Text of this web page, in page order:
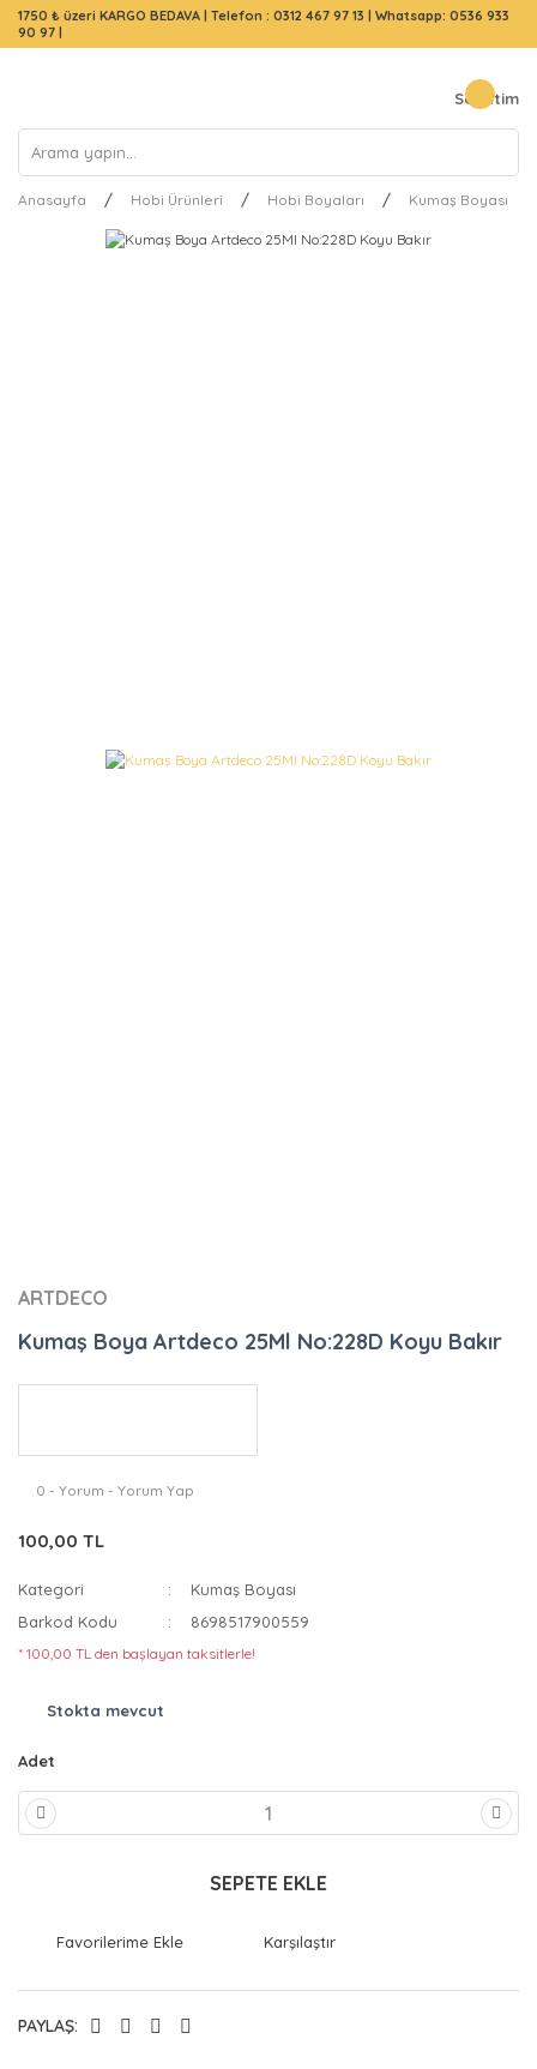
1750 ₺ üzeri KARGO BEDAVA | Telefon : 0312 467 97 13 | Whatsapp: 0536 933
90 97 |
Sepetim
Anasayfa Hobi Ürünleri Hobi Boyaları Kumaş Boyası
ARTDECO
Kumaş Boya Artdeco 25Ml No:228D Koyu Bakır
0 - Yorum - Yorum Yap
100,00 TL
Kategori
Kumaş Boyası
Barkod Kodu
8698517900559
* 100,00 TL den başlayan taksitlerle!
Stokta mevcut
Adet
SEPETE EKLE
Karşılaştır
PAYLAŞ: